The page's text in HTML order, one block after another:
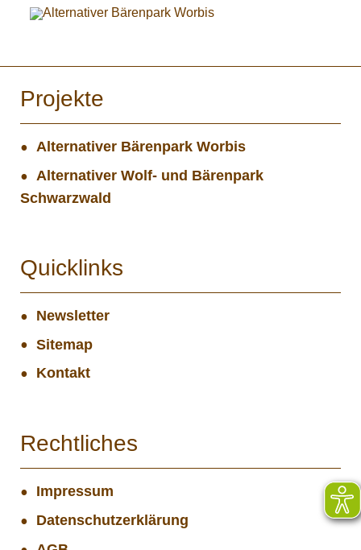
Projekte
Alternativer Bärenpark Worbis
Alternativer Wolf- und Bärenpark
Schwarzwald
Quicklinks
Newsletter
Sitemap
Kontakt
Rechtliches
Impressum
Datenschutzerklärung